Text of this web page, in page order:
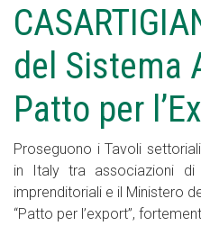
del Sistema
Patto per
Proseguono i Tavoli
in Italy tra associazioni di
imprenditoriali e il Ministero
“Patto per l’export”,